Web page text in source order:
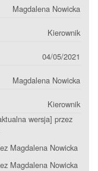
Magdalena Nowicka
Kierownik
04/05/2021
Magdalena Nowicka
Kierownik
wersja] przez
Magdalena Nowicka
Magdalena Nowicka